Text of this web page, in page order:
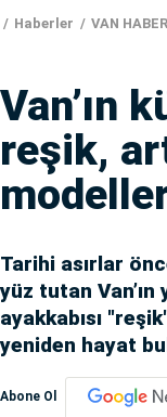
Haberler VAN HABER
Van’ın
reşik,
Tarihi asırlar
yüz tutan
ayakkabısı
yeniden hayat
Abone Ol